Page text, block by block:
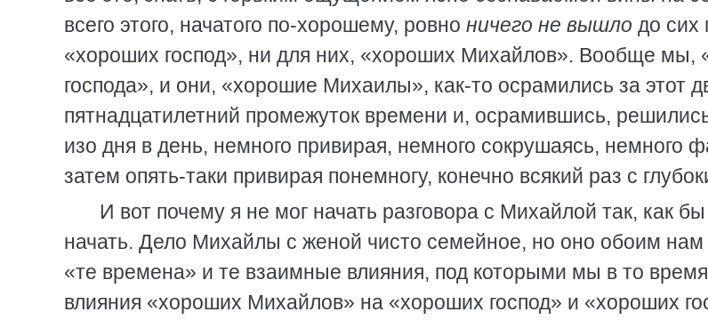
всего этого, начатого по-хорошему, ровно ничего не вышло до сих
«хороших господ», ни для них, «хороших Михайлов». Вообще мы,
господа», и они, «хорошие Михаилы», как-то осрамились за этот
пятнадцатилетний промежуток времени и, осрамившись,
изо дня в день, немного привирая, немного сокрушаясь, немного
затем опять-таки привирая понемногу, конечно всякий раз с
И вот почему я не мог начать разговора с Михайлой так, как
начать. Дело Михайлы с женой чисто семейное, но оно обоим
«те времена» и те взаимные влияния, под которыми мы в то
влияния «хороших Михайлов» на «хороших господ» и «хороших